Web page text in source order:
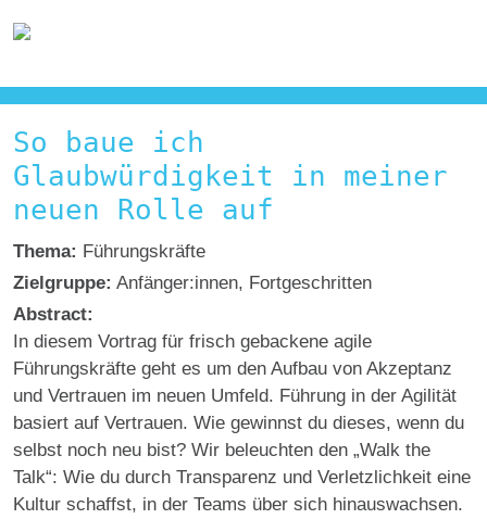
So baue ich
Glaubwürdigkeit in meiner
neuen Rolle auf
Thema: Führungskräfte
Zielgruppe: Anfänger:innen, Fortgeschritten
Abstract:
In diesem Vortrag für frisch gebackene agile
Führungskräfte geht es um den Aufbau von Akzeptanz
und Vertrauen im neuen Umfeld. Führung in der Agilität
basiert auf Vertrauen. Wie gewinnst du dieses, wenn du
selbst noch neu bist? Wir beleuchten den „Walk the
Talk“: Wie du durch Transparenz und Verletzlichkeit eine
Kultur schaffst, in der Teams über sich hinauswachsen.